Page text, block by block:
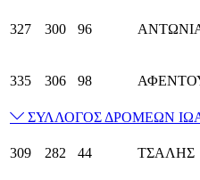
327 300 96
335 306 98
ΣΥΛΛΟΓΟΣ ΔΡΟΜΕΩΝ
309 282 44 ΤΣΑΛΗΣ